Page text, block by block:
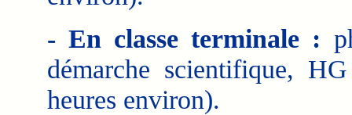
- En classe terminale :
démarche scientifique,
heures environ).